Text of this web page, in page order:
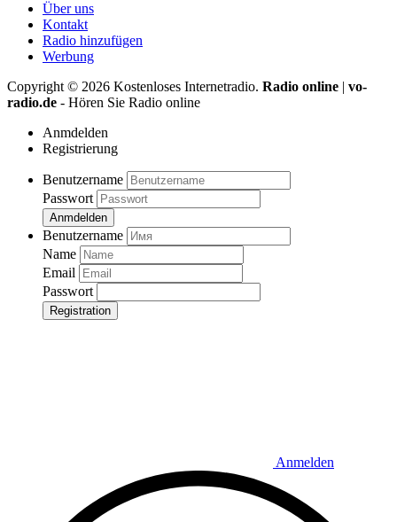
Über uns
Kontakt
Radio hinzufügen
Werbung
Copyright © 2026 Kostenloses Internetradio. Radio online | vo-
radio.de - Hören Sie Radio online
Anmdelden
Registrierung
Benutzername
Passwort
Anmdelden
Benutzername
Name
Email
Passwort
Registration
Anmelden